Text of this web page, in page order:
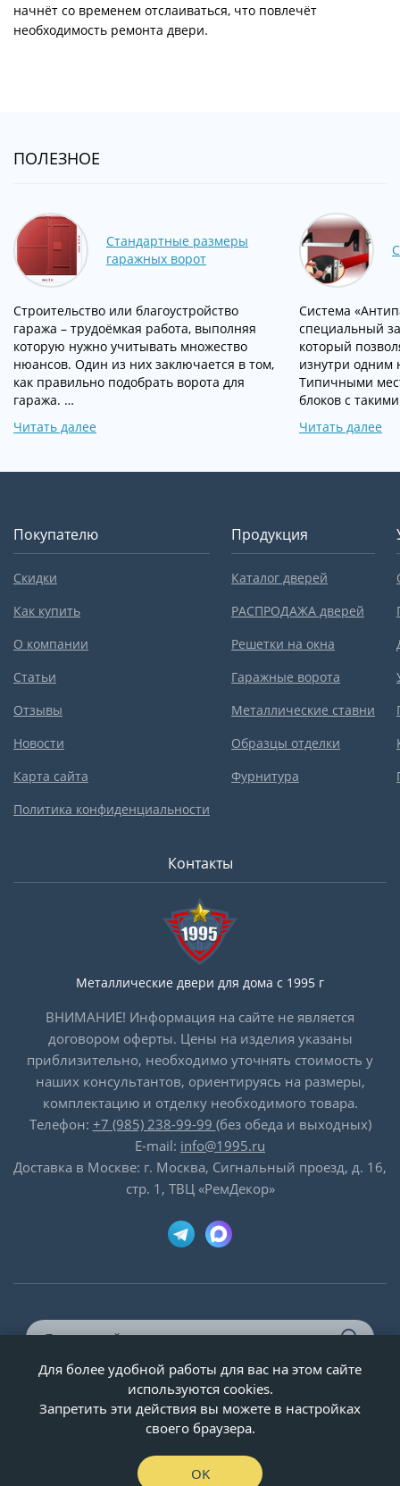
начнёт со временем отслаиваться, что повлечёт
необходимость ремонта двери.
ПОЛЕЗНОЕ
Стандартные размеры
гаражных ворот
Строительство или благоустройство
гаража – трудоёмкая работа, выполняя
которую нужно учитывать множество
нюансов. Один из них заключается в том,
как правильно подобрать ворота для
гаража. …
Читать далее
Система
специальный
который
изнутри одним
Типичными
блоков с
Читать далее
Покупателю
Скидки
Как купить
О компании
Статьи
Отзывы
Новости
Карта сайта
Политика конфиденциальности
Продукция
Каталог дверей
РАСПРОДАЖА дверей
Решетки на окна
Гаражные ворота
Металлические ставни
Образцы отделки
Фурнитура
Контакты
Металлические двери для дома с 1995 г
ВНИМАНИЕ! Информация на сайте не является
договором оферты. Цены на изделия указаны
приблизительно, необходимо уточнять стоимость у
наших консультантов, ориентируясь на размеры,
комплектацию и отделку необходимого товара.
Телефон: +7 (985) 238-99-99 (без обеда и выходных)
E-mail: info@1995.ru
Доставка в Москве: г. Москва, Сигнальный проезд, д. 16,
стр. 1, ТВЦ «РемДекор»
© ООО «Двери-и-точка», ИНН 5020092947, 1995-2026 г.
Для более удобной работы для вас на этом сайте
используются cookies.
Запретить эти действия вы можете в настройках
своего браузера.
OK